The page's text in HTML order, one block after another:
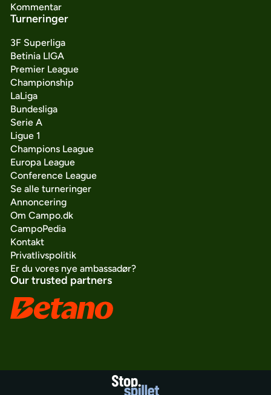
Kommentar
Turneringer
3F Superliga
Betinia LIGA
Premier League
Championship
LaLiga
Bundesliga
Serie A
Ligue 1
Champions League
Europa League
Conference League
Se alle turneringer
Annoncering
Om Campo.dk
CampoPedia
Kontakt
Privatlivspolitik
Er du vores nye ambassadør?
Our trusted partners